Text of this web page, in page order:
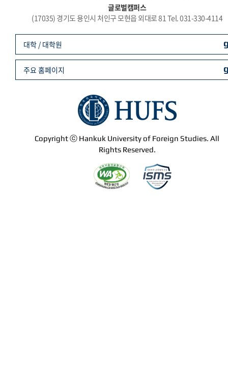
글로벌캠퍼스
(17035) 경기도 용인시 처인구 모현읍 외대로 81 Tel. 031-330-4114
Copyright ⓒ Hankuk University of Foreign Studies. All
Rights Reserved.
대학 / 대학원
주요 홈페이지